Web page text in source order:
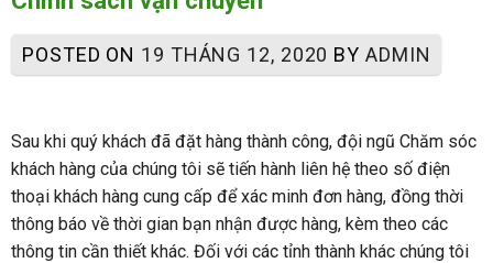
POSTED ON 19 THÁNG 12, 2020 BY ADMIN
Sau khi quý khách đã đặt hàng thành công, đội ngũ Chăm sóc
khách hàng của chúng tôi sẽ tiến hành liên hệ theo số điện
thoại khách hàng cung cấp để xác minh đơn hàng, đồng thời
thông báo về thời gian bạn nhận được hàng, kèm theo các
thông tin cần thiết khác. Đối với các tỉnh thành khác chúng tôi